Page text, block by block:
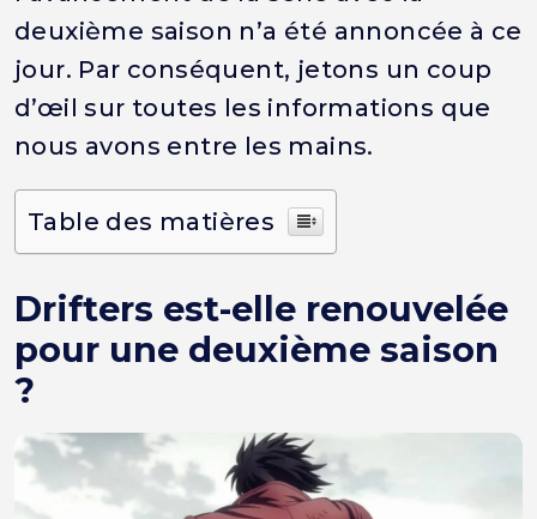
deuxième saison n’a été annoncée à ce
jour. Par conséquent, jetons un coup
d’œil sur toutes les informations que
nous avons entre les mains.
Table des matières
Drifters est-elle renouvelée
pour une deuxième saison
?